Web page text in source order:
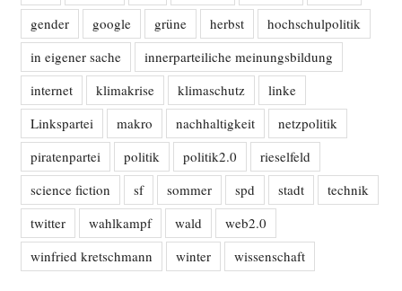
gender
google grüne herbst
hochschulpolitik
in eigener sache
innerparteiliche meinungsbildung
internet
klimakrise klimaschutz
linke
Linkspartei
makro nachhaltigkeit
netzpolitik
piratenpartei
politik politik2.0
rieselfeld
science fiction
sf sommer spd stadt
technik
twitter
wahlkampf wald
web2.0
winfried kretschmann
winter wissenschaft